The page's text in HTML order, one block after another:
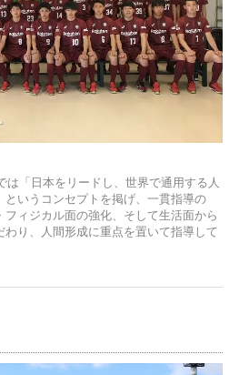
「日本をリードし、世界で通用する人
というコンセプトを掲げ、一貫指導の
ィジカル面の強化、そして生活面から
わり、人間形成に重点を置いて指導して